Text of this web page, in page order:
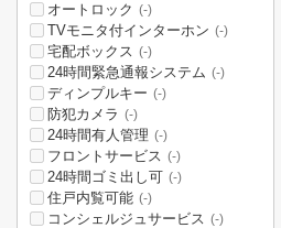
オートロック (-)
TVモニタ付インターホン (-)
宅配ボックス (-)
24時間緊急通報システム (-)
ディンプルキー (-)
防犯カメラ (-)
24時間有人管理 (-)
フロントサービス (-)
24時間ゴミ出し可 (-)
住戸内覧可能 (-)
コンシェルジュサービス (-)